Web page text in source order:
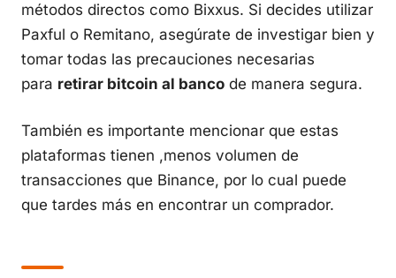
métodos directos como Bixxus. Si decides utilizar
Paxful o Remitano, asegúrate de investigar bien y
tomar todas las precauciones necesarias
para retirar bitcoin al banco de manera segura.
También es importante mencionar que estas
plataformas tienen ,menos volumen de
transacciones que Binance, por lo cual puede
que tardes más en encontrar un comprador.